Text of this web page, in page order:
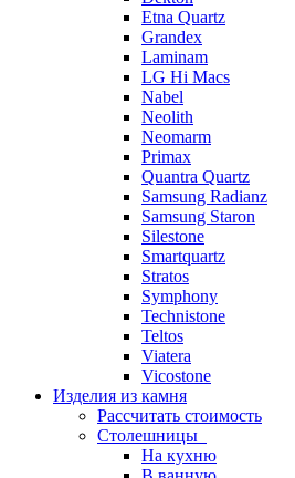
Etna Quartz
Grandex
Laminam
LG Hi Macs
Nabel
Neolith
Neomarm
Primax
Quantra Quartz
Samsung Radianz
Samsung Staron
Silestone
Smartquartz
Stratos
Symphony
Technistone
Teltos
Viatera
Vicostone
Изделия из камня
Рассчитать стоимость
Столешницы
На кухню